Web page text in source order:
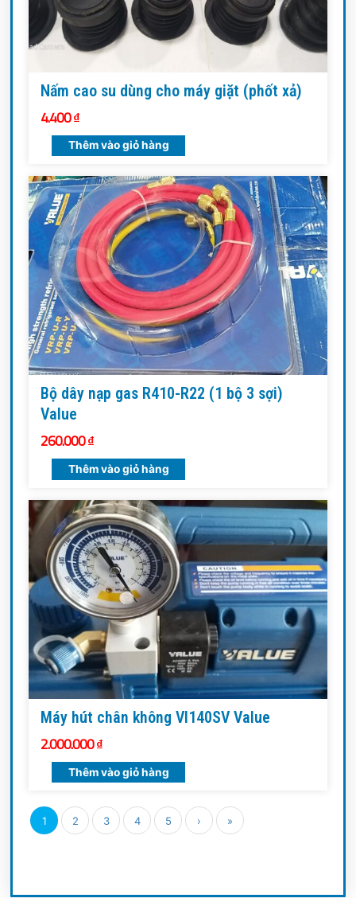
Nấm cao su dùng cho máy giặt (phốt xả)
4.400₫
Thêm vào giỏ hàng
Bộ dây nạp gas R410-R22 (1 bộ 3 sợi)
Value
260.000₫
Thêm vào giỏ hàng
Máy hút chân không VI140SV Value
2.000.000₫
Thêm vào giỏ hàng
1 2 3 4 5 › »